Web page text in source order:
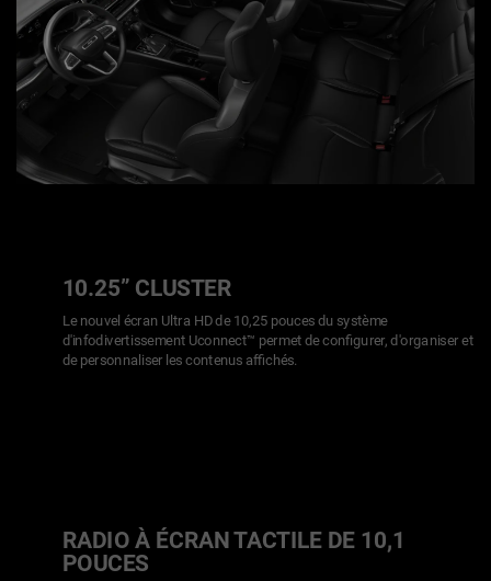
10.25” CLUSTER
Le nouvel écran Ultra HD de 10,25 pouces du système
d'infodivertissement Uconnect™ permet de configurer, d'organiser et
de personnaliser les contenus affichés.
RADIO À ÉCRAN TACTILE DE 10,1
POUCES